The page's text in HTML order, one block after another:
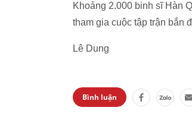
Khoảng 2.000 binh sĩ Hàn
tham gia cuộc tập trận bắn
Lê Dung
Bình luận